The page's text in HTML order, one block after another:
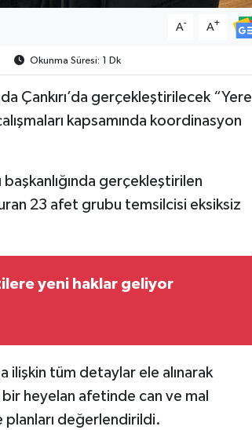
A- A+
Okunma Süresi: 1 Dk
Çankırı’da gerçekleştirilecek “Yerel
kapsamında koordinasyon
başkanlığında gerçekleştirilen
23 afet grubu temsilcisi eksiksiz
yeni haklar geliyor
ilişkin tüm detaylar ele alınarak
heyelan afetinde can ve mal
planları değerlendirildi.